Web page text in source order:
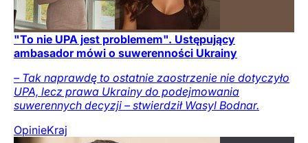
"To nie UPA jest problemem". Ustępujący
ambasador mówi o suwerenności Ukrainy
– Tak naprawdę to ostatnie zaostrzenie nie dotyczyło
UPA, lecz prawa Ukrainy do podejmowania
suwerennych decyzji – stwierdził Wasyl Bodnar.
OpinieKraj